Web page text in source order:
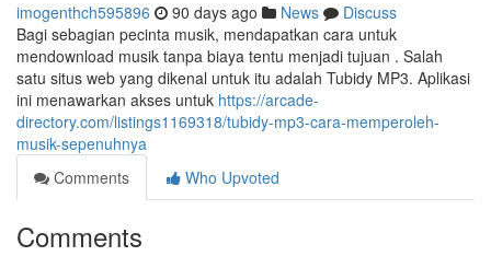
imogenthch595896 90 days ago News
Discuss
Bagi sebagian pecinta musik, mendapatkan cara untuk
mendownload musik tanpa biaya tentu menjadi tujuan . Salah
satu situs web yang dikenal untuk itu adalah Tubidy MP3. Aplikasi
ini menawarkan akses untuk https://arcade-
directory.com/listings1169318/tubidy-mp3-cara-memperoleh-
musik-sepenuhnya
Comments
Who Upvoted
Comments